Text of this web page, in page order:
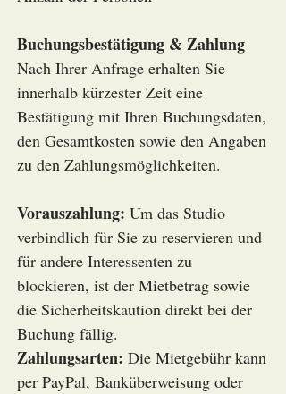
Buchungsbestätigung & Zahlung
Nach Ihrer Anfrage erhalten Sie
innerhalb kürzester Zeit eine
Bestätigung mit Ihren Buchungsdaten,
den Gesamtkosten sowie den Angaben
zu den Zahlungsmöglichkeiten.
Vorauszahlung: Um das Studio
verbindlich für Sie zu reservieren und
für andere Interessenten zu
blockieren, ist der Mietbetrag sowie
die Sicherheitskaution direkt bei der
Buchung fällig.
Zahlungsarten: Die Mietgebühr kann
per PayPal, Banküberweisung oder